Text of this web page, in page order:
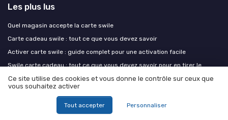
Les plus lus
Quel magasin accepte la carte swile
Carte cadeau swile : tout ce que vous devez savoir
Activer carte swile : guide complet pour une activation facile
Swile carte cadeau : tout ce que vous devez savoir pour en tirer le
Comment rédiger un modèle de lettre de restitution de matériel adapté
Ce site utilise des cookies et vous donne le contrôle sur ceux que
vous souhaitez activer
Tout accepter Personnaliser